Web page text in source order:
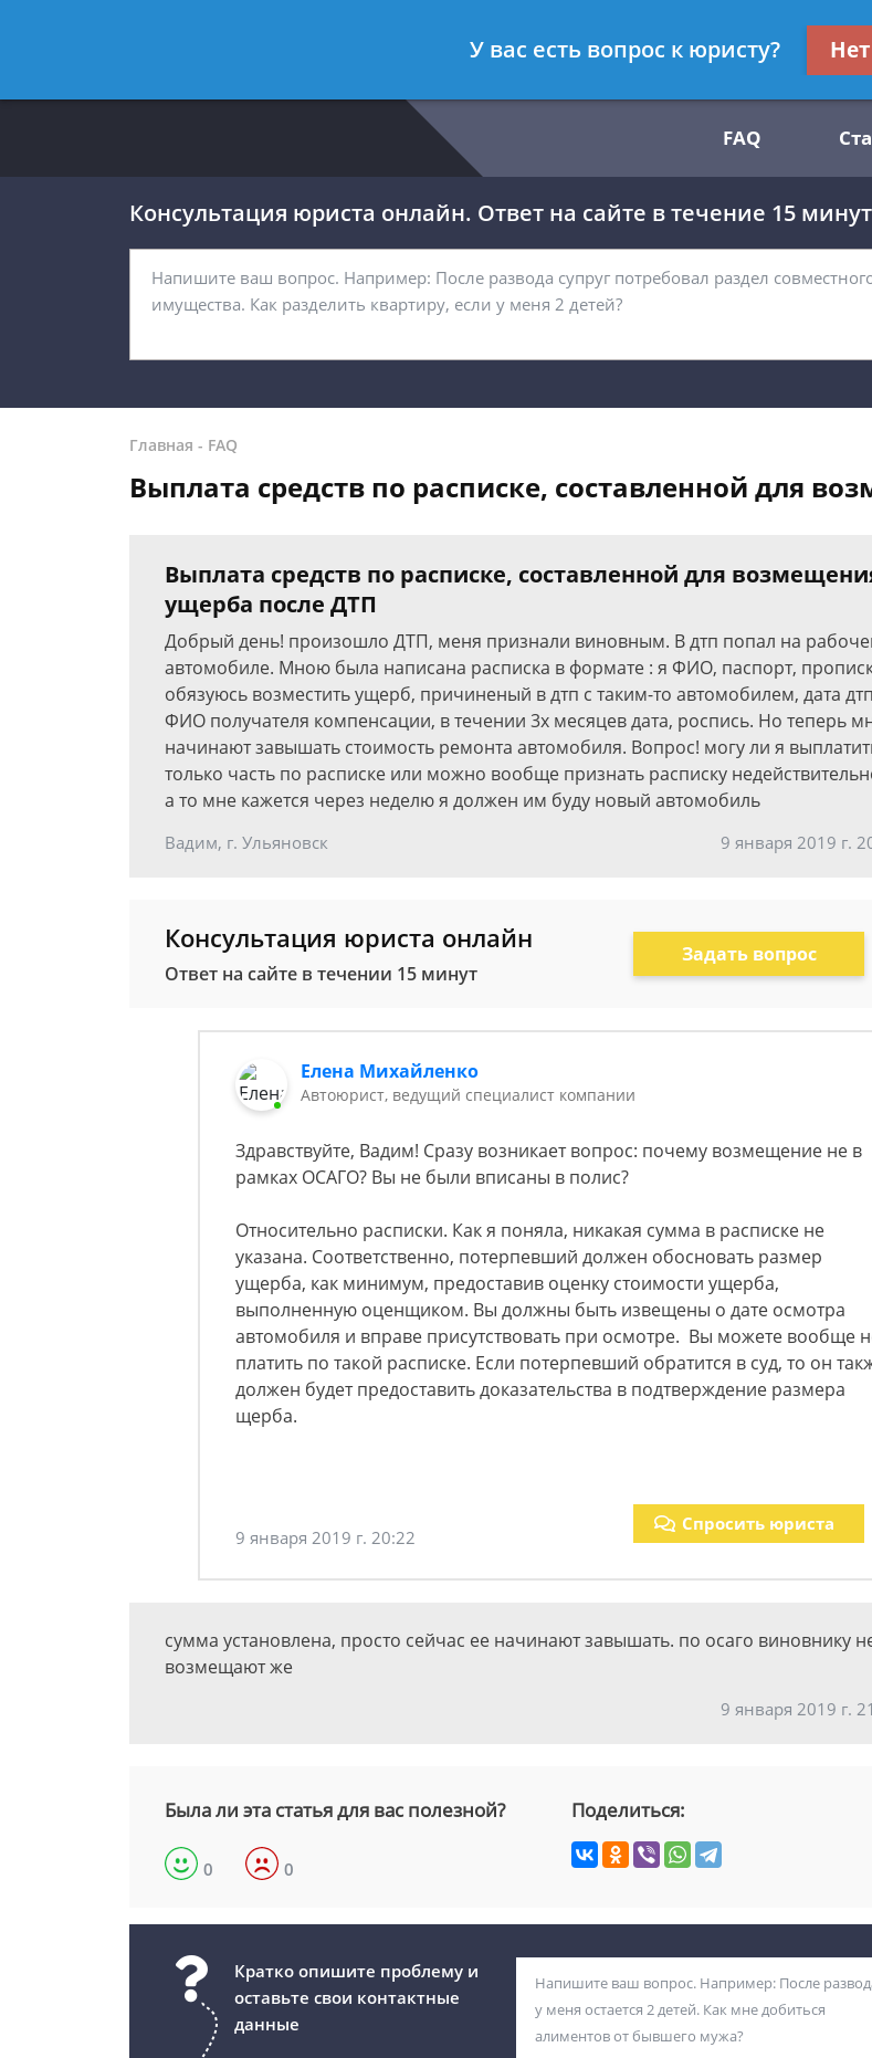
8 812 467-32-54
FAQ
Консультация юриста онлайн. Ответ на сайте в течение 15 минут
Главная - FAQ
Выплата средств по расписке, составленной для
Выплата средств по расписке, составленной для
ущерба после ДТП
Добрый день! произошло ДТП, меня признали виновным. В дтп попал на
автомобиле. Мною была написана расписка в формате : я ФИО, паспорт,
обязуюсь возместить ущерб, причиненый в дтп с таким-то автомобилем, дата
ФИО получателя компенсации, в течении 3х месяцев дата, роспись. Но теперь
начинают завышать стоимость ремонта автомобиля. Вопрос! могу ли я
только часть по расписке или можно вообще признать расписку
а то мне кажется через неделю я должен им буду новый автомобиль
Вадим, г. Ульяновск 9 января 2019 г.
Консультация юриста онлайн
Ответ на сайте в течении 15 минут
Задать вопрос
Елена Михайленко
Автоюрист, ведущий специалист компании
Здравствуйте, Вадим! Сразу возникает вопрос: почему возмещение не в
рамках ОСАГО? Вы не были вписаны в полис?
Относительно расписки. Как я поняла, никакая сумма в расписке не
указана. Соответственно, потерпевший должен обосновать размер
ущерба, как минимум, предоставив оценку стоимости ущерба,
выполненную оценщиком. Вы должны быть извещены о дате осмотра
автомобиля и вправе присутствовать при осмотре. Вы можете вообще
платить по такой расписке. Если потерпевший обратится в суд, то он
должен будет предоставить доказательства в подтверждение размера
щерба.
9 января 2019 г. 20:22
Спросить юриста
сумма установлена, просто сейчас ее начинают завышать. по осаго виновнику
возмещают же
9 января 2019 г.
Была ли эта статья для вас полезной?
0 0
Поделиться:
Кратко опишите проблему и
оставьте свои контактные
данные
У вас есть вопрос к юристу? Нет